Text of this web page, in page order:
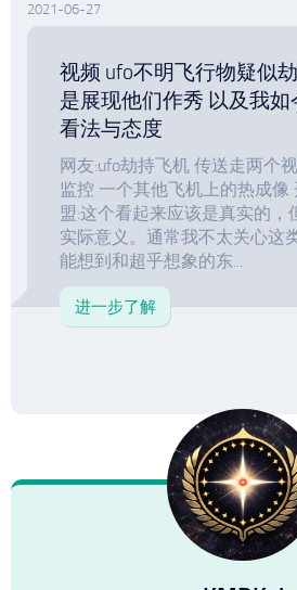
2021-06-27
视频 ufo不明飞行物疑似
是展现他们作秀 以及我
看法与态度
网友:ufo劫持飞机 传送走两个
监控 一个其他飞机上的热成像
盟:这个看起来应该是真实的，
实际意义。通常我不太关心这
能想到和超乎想象的东...
进一步了解